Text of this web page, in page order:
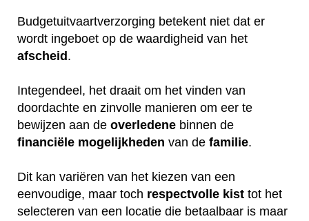
Budgetuitvaartverzorging betekent niet dat er
wordt ingeboet op de waardigheid van het
afscheid .
Integendeel, het draait om het vinden van
doordachte en zinvolle manieren om eer te
bewijzen aan de overledene binnen de
financiële mogelijkheden van de familie.
Dit kan variëren van het kiezen van een
eenvoudige, maar toch respectvolle kist tot het
selecteren van een locatie die betaalbaar is maar